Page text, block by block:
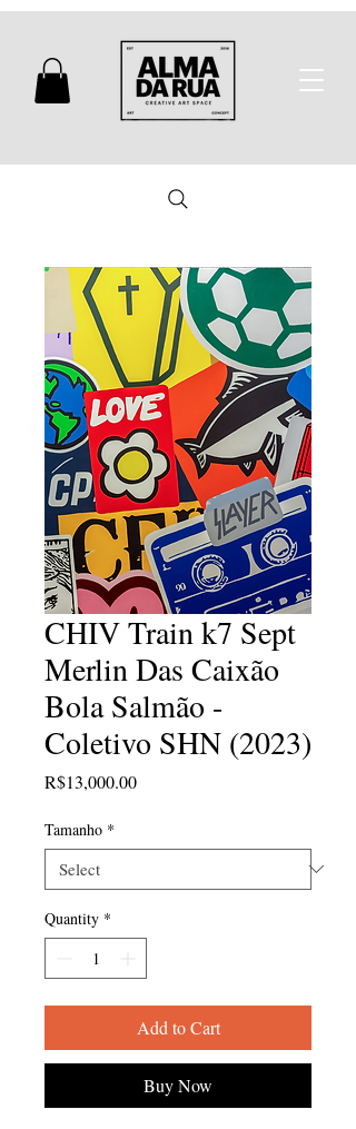
CHIV Train k7 Sept
Merlin Das Caixão
Bola Salmão -
Coletivo SHN (2023)
R$13,000.00Price
Tamanho *
Quantity *
Add to Cart
Buy Now